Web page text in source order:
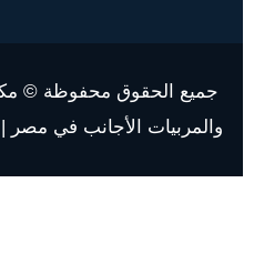
جميع الحقوق محفوظة ©
والمربيات الأجانب في مصر |